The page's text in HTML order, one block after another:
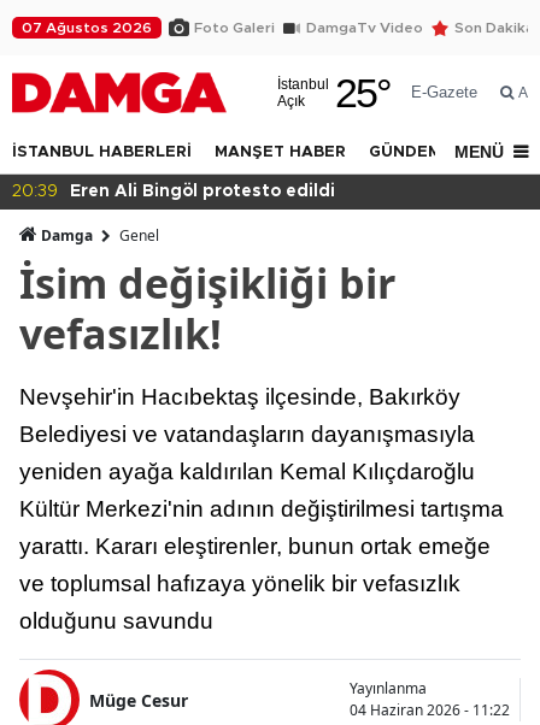
07 Ağustos 2026 Foto Galeri DamgaTv Video Son Dakika
İstanbul
Açık
25° E-Gazete Ara
İSTANBUL HABERLERİ MANŞET HABER GÜNDEM DÜNYA
MENÜ
20:36 Eğitimde haksızlık!
Damga Genel
İsim değişikliği bir
vefasızlık!
Nevşehir'in Hacıbektaş ilçesinde, Bakırköy
Belediyesi ve vatandaşların dayanışmasıyla
yeniden ayağa kaldırılan Kemal Kılıçdaroğlu
Kültür Merkezi'nin adının değiştirilmesi tartışma
yarattı. Kararı eleştirenler, bunun ortak emeğe
ve toplumsal hafızaya yönelik bir vefasızlık
olduğunu savundu
Müge Cesur
Yayınlanma
04 Haziran 2026 - 11:22